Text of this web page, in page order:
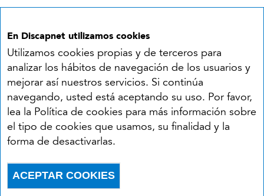
En Discapnet utilizamos cookies
Utilizamos cookies propias y de terceros para
analizar los hábitos de navegación de los usuarios y
mejorar así nuestros servicios. Si continúa
navegando, usted está aceptando su uso. Por favor,
lea la Política de cookies para más información sobre
el tipo de cookies que usamos, su finalidad y la
forma de desactivarlas.
ACEPTAR COOKIES
puede pasar a prestar una actividad
compatible con su estado, tal actuación es
conforme a Derecho. No es necesario
cambiar de empresa, sino únicamente que
el nuevo puesto, las nuevas funciones, sean
perfectamente compatibles con la
capacidad residual, y con la dolencia o
lesión existente.
Lógicamente, se trata ésta de una cuestión
práctica que debe ajustarse tanto a la
profesión habitual de la persona; a la